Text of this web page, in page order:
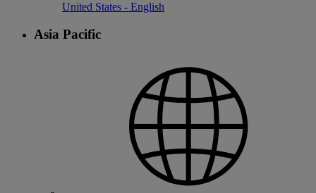
United States - English
Asia Pacific